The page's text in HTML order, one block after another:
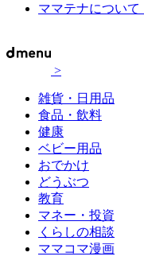
ママテナについて
>
雑貨・日用品
食品・飲料
健康
ベビー用品
おでかけ
どうぶつ
教育
マネー・投資
くらしの相談
ママコマ漫画